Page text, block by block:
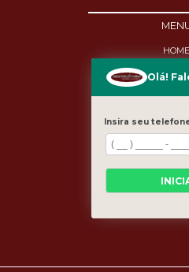
HOME
CASES
MAPA
Olá!
Insira seu